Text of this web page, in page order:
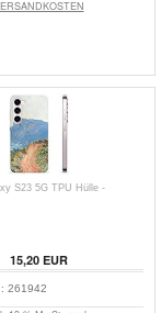
S23 5G TPU Hülle -
15,20EUR
261942